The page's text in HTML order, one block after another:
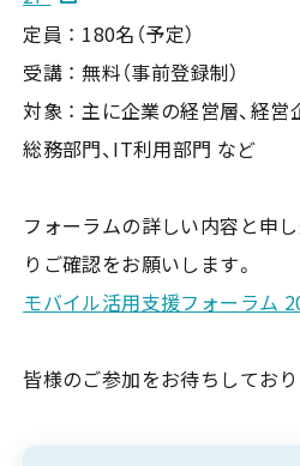
定員 ： 180名（予定）
受講 ： 無料（事前登録制）
対象 ： 主に企業の経営層、経営
総務部門、IT利用部門 など
フォーラムの詳しい内容と申
りご確認をお願いします。
モバイル活用支援フォーラム
皆様のご参加をお待ちしており